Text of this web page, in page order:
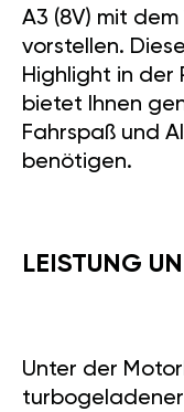
A3 (8V) mit dem
vorstellen.
Highlight in der
bietet Ihnen
Fahrspaß und
benötigen.
LEISTUNG
Unter der